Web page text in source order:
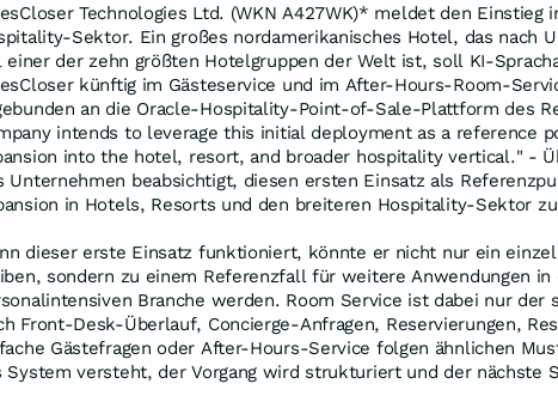
Technologies Ltd. (WKN A427WK)* meldet den Einstieg
Sektor. Ein großes nordamerikanisches Hotel, das nach
einer der zehn größten Hotelgruppen der Welt ist, soll KI-
künftig im Gästeservice und im After-Hours-Room-
an die Oracle-Hospitality-Point-of-Sale-Plattform des
intends to leverage this initial deployment as a reference
into the hotel, resort, and broader hospitality vertical." -
Unternehmen beabsichtigt, diesen ersten Einsatz als
in Hotels, Resorts und den breiteren Hospitality-Sektor
dieser erste Einsatz funktioniert, könnte er nicht nur ein
sondern zu einem Referenzfall für weitere Anwendungen in
Branche werden. Room Service ist dabei nur der
Front-Desk-Überlauf, Concierge-Anfragen, Reservierungen,
Gästefragen oder After-Hours-Service folgen ähnlichen
System versteht, der Vorgang wird strukturiert und der nächste